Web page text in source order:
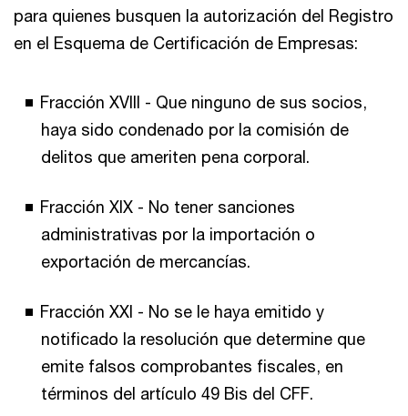
para quienes busquen la autorización del Registro
en el Esquema de Certificación de Empresas:
Fracción XVIII - Que ninguno de sus socios,
haya sido condenado por la comisión de
delitos que ameriten pena corporal.
Fracción XIX - No tener sanciones
administrativas por la importación o
exportación de mercancías.
Fracción XXI - No se le haya emitido y
notificado la resolución que determine que
emite falsos comprobantes fiscales, en
términos del artículo 49 Bis del CFF.